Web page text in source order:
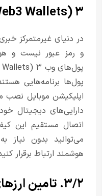
۳ (Web3 Wallets)
در دنیای غیرمتمرکز
و رمز عبور نیست و
پول‌ها برنامه‌هایی
اپلیکیشن موبایل نصب
دارایی‌های دیجیتال
اتصال مستقیم این
می‌توانید بدون نیاز
هوشمند ارتباط برقرار
۳/۲. تامین